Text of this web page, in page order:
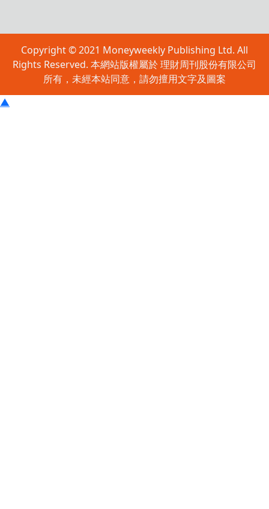
Copyright © 2021 Moneyweekly Publishing Ltd. All
Rights Reserved. 本網站版權屬於 理財周刊股份有限公司
所有，未經本站同意，請勿擅用文字及圖案
▲